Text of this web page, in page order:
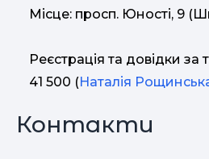
Місце: просп. Юності, 9
Реєстрація та довідки
41 500 (Наталія
Контакти